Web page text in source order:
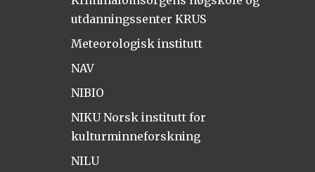
utdanningssenter KRUS
Meteorologisk institutt
NAV
NIBIO
NIKU Norsk institutt for
kulturminneforskning
NILU